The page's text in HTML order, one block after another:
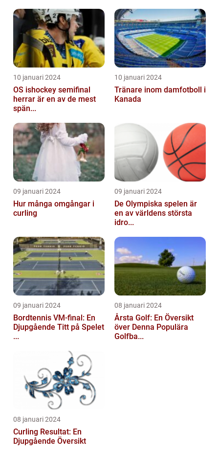
10 januari 2024
OS ishockey semifinal
herrar är en av de mest
spän...
10 januari 2024
Tränare inom damfotboll i
Kanada
09 januari 2024
Hur många omgångar i
curling
09 januari 2024
De Olympiska spelen är
en av världens största
idro...
09 januari 2024
Bordtennis VM-final: En
Djupgående Titt på Spelet
...
08 januari 2024
Årsta Golf: En Översikt
över Denna Populära
Golfba...
08 januari 2024
Curling Resultat: En
Djupgående Översikt